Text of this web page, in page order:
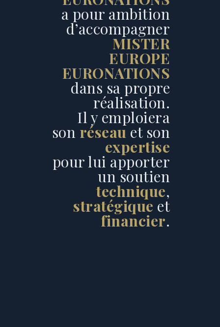
a pour ambition
d’accompagner
MISTER
EUROPE
EURONATIONS
dans sa propre
réalisation.
Il y emploiera
son réseauet son
expertise
pour lui apporter
un soutien
technique,
stratégique et
financier.